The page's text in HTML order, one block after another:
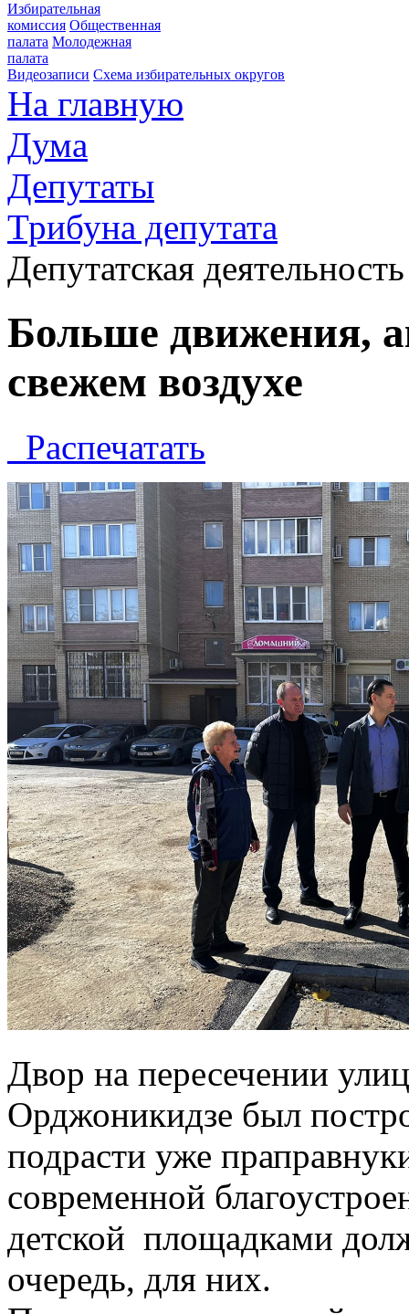
Избирательная
комиссия Общественная
палата Молодежная
палата
Видеозаписи Схема избирательных округов
На главную
Дума
Депутаты
Трибуна депутата
Депутатская деятельность
Больше движения,
свежем воздухе
Распечатать
Двор на пересечении
Орджоникидзе был
подрасти уже
современной
детской площадками
очередь, для них.